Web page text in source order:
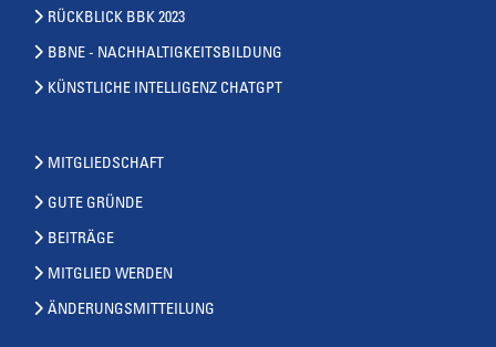
RÜCKBLICK BBK 2023
BBNE - NACHHALTIGKEITSBILDUNG
KÜNSTLICHE INTELLIGENZ CHATGPT
MITGLIEDSCHAFT
GUTE GRÜNDE
BEITRÄGE
MITGLIED WERDEN
ÄNDERUNGSMITTEILUNG